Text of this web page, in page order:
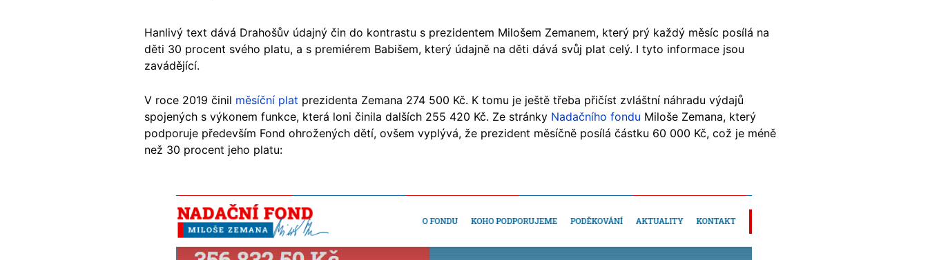
Hanlivý text dává Drahošův údajný čin do kontrastu s prezidentem Milošem Zemanem, který prý každý měsíc posílá na
děti 30 procent svého platu, a s premiérem Babišem, který údajně na děti dává svůj plat celý. I tyto informace jsou
zavádějící.
V roce 2019 činil měsíční plat prezidenta Zemana 274 500 Kč. K tomu je ještě třeba přičíst zvláštní náhradu výdajů
spojených s výkonem funkce, která loni činila dalších 255 420 Kč. Ze stránky Nadačního fondu Miloše Zemana, který
podporuje především Fond ohrožených dětí, ovšem vyplývá, že prezident měsíčně posílá částku 60 000 Kč, což je méně
než 30 procent jeho platu: